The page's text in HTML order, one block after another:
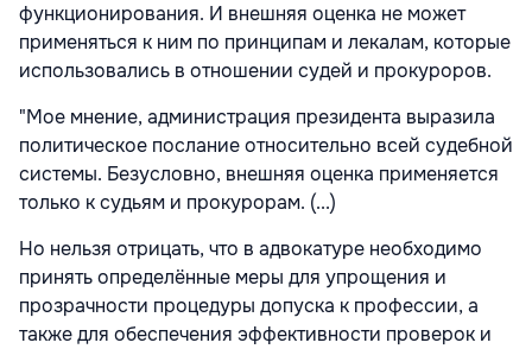
функционирования. И внешняя оценка не может
применяться к ним по принципам и лекалам, которые
использовались в отношении судей и прокуроров.
"Мое мнение, администрация президента выразила
политическое послание относительно всей судебной
системы. Безусловно, внешняя оценка применяется
только к судьям и прокурорам. (...)
Но нельзя отрицать, что в адвокатуре необходимо
принять определённые меры для упрощения и
прозрачности процедуры допуска к профессии, а
также для обеспечения эффективности проверок и